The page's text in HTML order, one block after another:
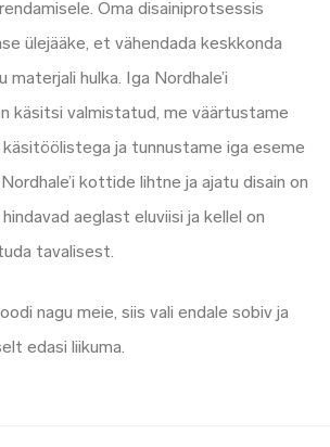
Oma disainiprotsessis
ülejääke, et vähendada keskkonda
hulka. Iga Nordhale’i
käsitsi valmistatud, me väärtustame
ja tunnustame iga eseme
kottide lihtne ja ajatu disain on
aeglast eluviisi ja kellel on
tavalisest.
nagu meie, siis vali endale sobiv ja
edasi liikuma.